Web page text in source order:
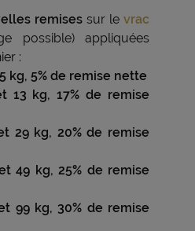
remises sur le vrac
possible) appliquées
:
kg, 5% de remise nette
13 kg, 17% de remise
29 kg, 20% de remise
49 kg, 25% de remise
99 kg, 30% de remise